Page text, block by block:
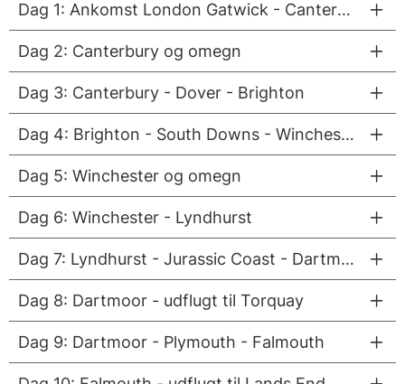
Dag 1: Ankomst London Gatwick - Canterbury
Dag 2: Canterbury og omegn
Dag 3: Canterbury - Dover - Brighton
Dag 4: Brighton - South Downs - Winchester
Dag 5: Winchester og omegn
Dag 6: Winchester - Lyndhurst
Dag 7: Lyndhurst - Jurassic Coast - Dartmoor
Dag 8: Dartmoor - udflugt til Torquay
Dag 9: Dartmoor - Plymouth - Falmouth